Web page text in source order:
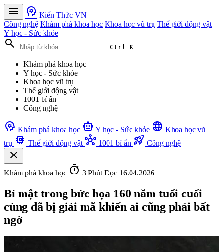
menu psychology Kiến Thức VN
Công nghệ Khám phá khoa học Khoa học vũ trụ Thế giới động vật
Y học - Sức khỏe
search Ctrl K
Khám phá khoa học
Y học - Sức khỏe
Khoa học vũ trụ
Thế giới động vật
1001 bí ẩn
Công nghệ
psychology Khám phá khoa học smart_toy Y học - Sức khỏe language Khoa học vũ
trụ memory Thế giới động vật hub 1001 bí ẩn rocket_launch Công nghệ
close
Khám phá khoa học timer 3 Phút Đọc 16.04.2026
Bí mật trong bức họa 160 năm tuổi cuối
cùng đã bị giải mã khiến ai cũng phải bất
ngờ